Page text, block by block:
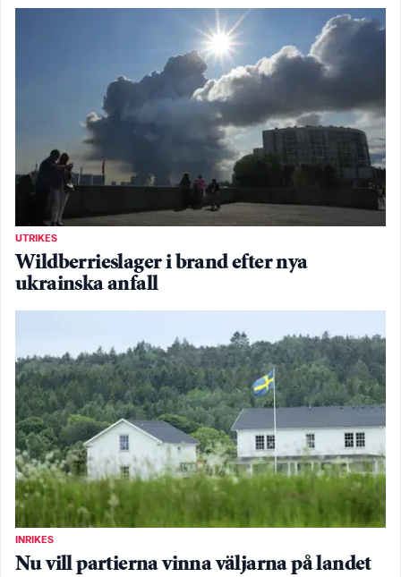
UTRIKES
Wildberrieslager i brand efter nya
ukrainska anfall
INRIKES
Nu vill partierna vinna väljarna på landet